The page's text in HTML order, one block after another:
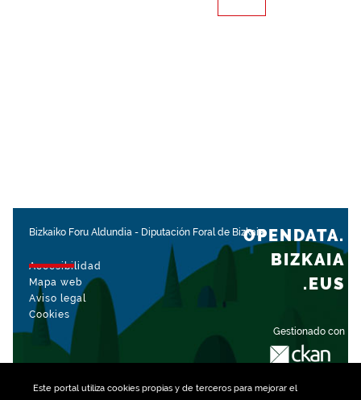
Este portal utiliza cookiespropias y de terceros para mejorar el
Bizkaiko Foru Aldundia - Diputación Foral de Bizkaia
Accesibilidad
Mapa web
Aviso legal
Cookies
Gestionado con
OPENDATA.
BIZKAIA
.EUS